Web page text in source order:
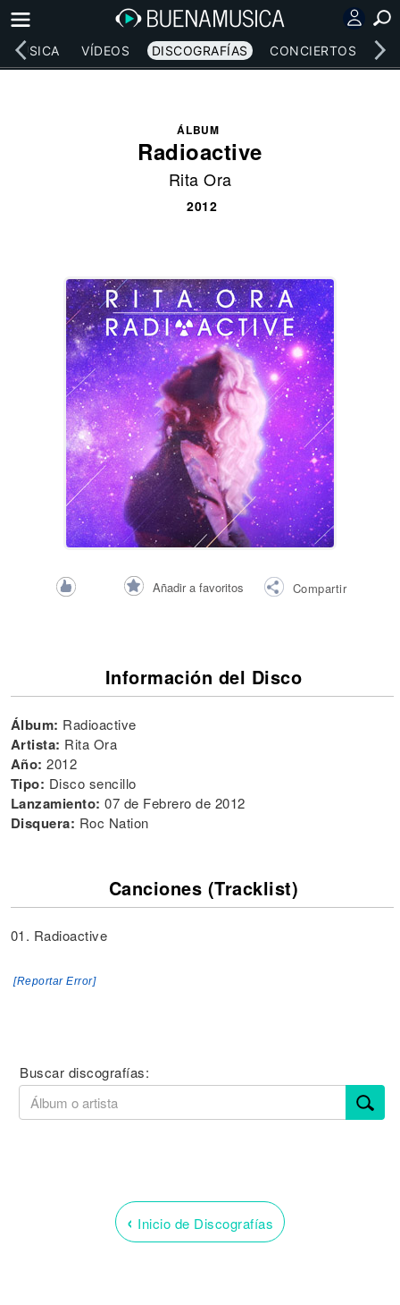
MÚSICA VÍDEOS DISCOGRAFÍAS CONCIERTOS
ÁLBUM
Radioactive
Rita Ora
2012
Añadir a favoritos Compartir
Información del Disco
Álbum: Radioactive
Artista: Rita Ora
Año: 2012
Tipo: Disco sencillo
Lanzamiento: 07 de Febrero de 2012
Disquera: Roc Nation
Canciones (Tracklist)
01. Radioactive
[Reportar Error]
Buscar discografías:
‹ Inicio de Discografías